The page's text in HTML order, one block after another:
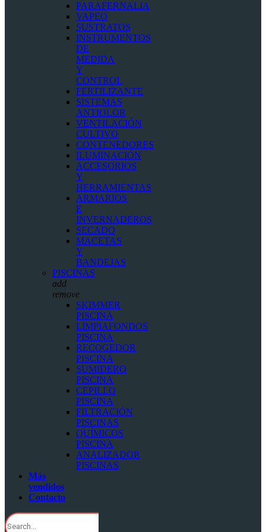
PARAFERNALIA
VAPEO
SUSTRATOS
INSTRUMENTOS
DE
MEDIDA
Y
CONTROL
FERTILIZANTE
SISTEMAS
ANTIOLOR
VENTILACIÓN
CULTIVO
CONTENEDORES
ILUMINACIÓN
ACCESORIOS
Y
HERRAMIENTAS
ARMARIOS
E
INVERNADEROS
SECADO
MACETAS
Y
BANDEJAS
PISCINAS
add
remove
SKIMMER
PISCINA
LIMPIAFONDOS
PISCINA
RECOGEDOR
PISCINA
SUMIDERO
PISCINA
CEPILLO
PISCINA
FILTRACIÓN
PISCINAS
QUÍMICOS
PISCINA
ANALIZADOR
PISCINAS
Más
vendidos
Contacto